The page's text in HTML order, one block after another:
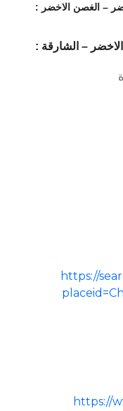
– الغصن الاخضر :
– الشارقة :
https://
https://